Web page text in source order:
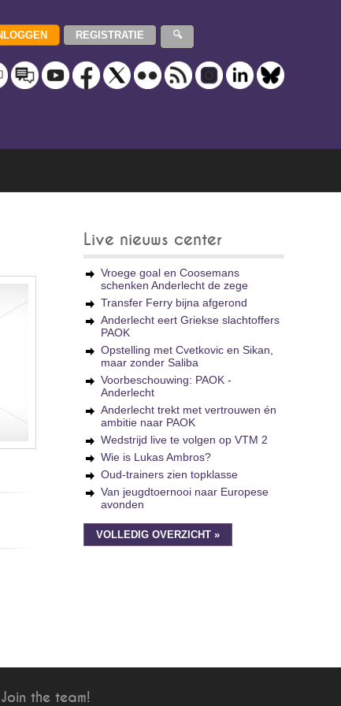
Live nieuws center
Vroege goal en Coosemans
schenken Anderlecht de zege
Transfer Ferry bijna afgerond
Anderlecht eert Griekse slachtoffers
PAOK
Opstelling met Cvetkovic en Sikan,
maar zonder Saliba
Voorbeschouwing: PAOK -
Anderlecht
Anderlecht trekt met vertrouwen én
ambitie naar PAOK
Wedstrijd live te volgen op VTM 2
Wie is Lukas Ambros?
Oud-trainers zien topklasse
Van jeugdtoernooi naar Europese
avonden
VOLLEDIG OVERZICHT »
Join the team!